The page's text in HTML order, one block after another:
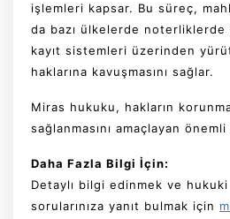
işlemleri kapsar. Bu süreç,
da bazı ülkelerde
kayıt sistemleri üzerinden
haklarına kavuşmasını sağlar.
Miras hukuku, hakların
sağlanmasını amaçlayan
Daha Fazla Bilgi İçin:
Detaylı bilgi edinmek ve
sorularınıza yanıt bulmak için